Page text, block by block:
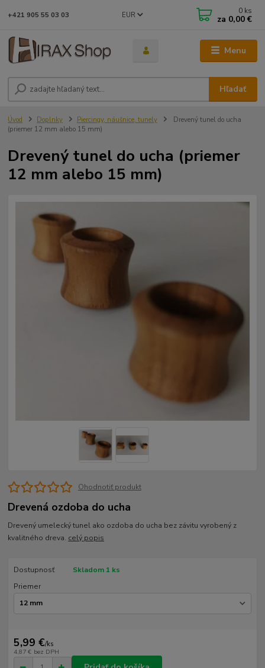
Menu
EUR
Hľadať
+421 905 55 03 03 0 ks
za 0,00 €
Úvod Doplnky Piercingy, náušnice, tunely
Drevený tunel do ucha
(priemer 12 mm alebo 15 mm)
Drevený tunel do ucha (priemer
12 mm alebo 15 mm)
Ohodnotiť produkt
Drevená ozdoba do ucha
Drevený umelecký tunel ako ozdoba do ucha bez závitu vyrobený z
kvalitného dreva. celý popis
Dostupnosť
Skladom 1 ks
Priemer
5,99 €/ks
4,87 € bez DPH